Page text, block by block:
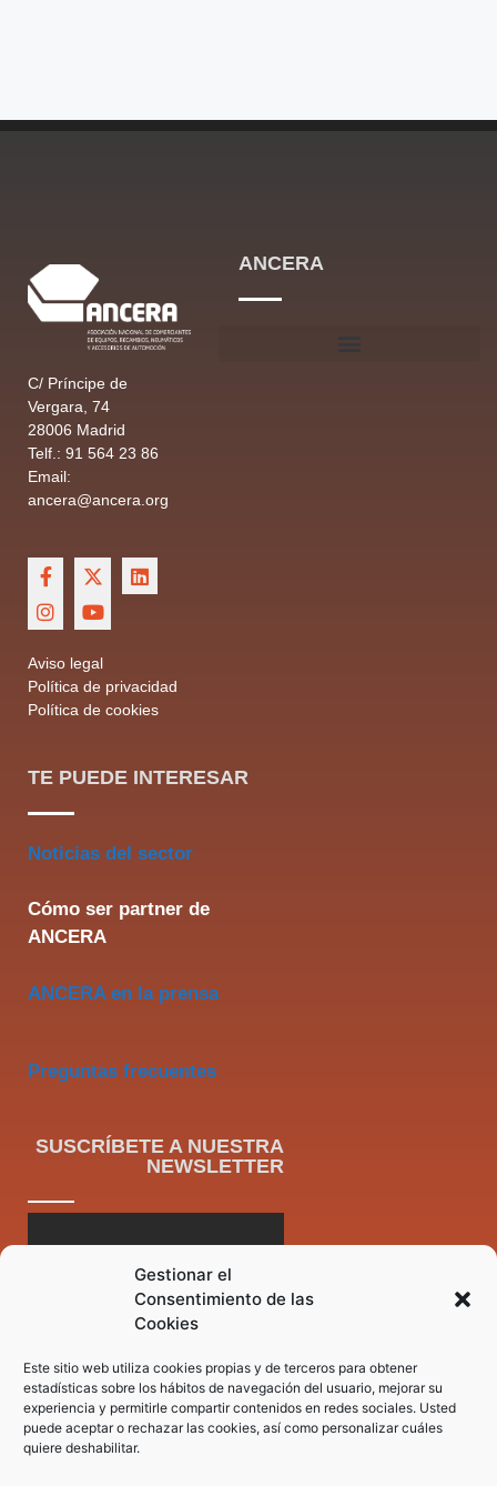
Gestionar el
Consentimiento de las
Cookies
Este sitio web utiliza cookies propias y de terceros para obtener
estadísticas sobre los hábitos de navegación del usuario, mejorar su
experiencia y permitirle compartir contenidos en redes sociales. Usted
puede aceptar o rechazar las cookies, así como personalizar cuáles
quiere deshabilitar.
C/ Príncipe de
Vergara, 74
28006 Madrid
Telf.: 91 564 23 86
Email:
ancera@ancera.org
Aviso legal
Política de privacidad
Política de cookies
ANCERA
TE PUEDE INTERESAR
Noticias del sector
Cómo ser partner de
ANCERA
ANCERA en la prensa
Preguntas frecuentes
SUSCRÍBETE A NUESTRA
NEWSLETTER